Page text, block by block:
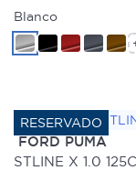
Blanco
FORD PUMA
STLINE X 1.0